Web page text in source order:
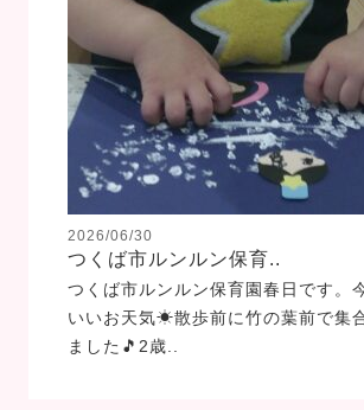
2026/06/30
つくば市ルンルン保育..
つくば市ルンルン保育園春日です。
いいお天気☀散歩前に竹の葉前で集
ました🎵2歳..